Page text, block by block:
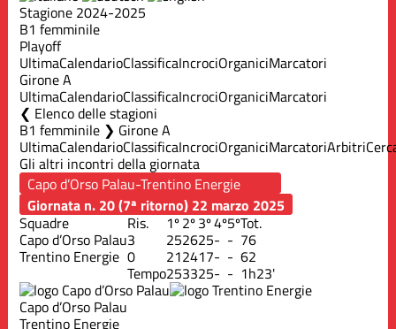
Stagione 2024-2025
B1 femminile
Playoff
UltimaCalendarioClassificaIncrociOrganiciMarcatori
Girone A
UltimaCalendarioClassificaIncrociOrganiciMarcatori
Elenco delle stagioni
B1 femminile ❯ Girone A
UltimaCalendarioClassificaIncrociOrganiciMarcatoriArbitri
Gli altri incontri della giornata
Giornata n. 20 (7ª ritorno) 22 marzo 2025
Squadre
Ris. 1º2º3º4º5ºTot.
Capo d’Orso Palau3 252625- - 76
Trentino Energie 0 212417- - 62
Tempo253325- - 1h23'
Capo d’Orso Palau
Trentino Energie